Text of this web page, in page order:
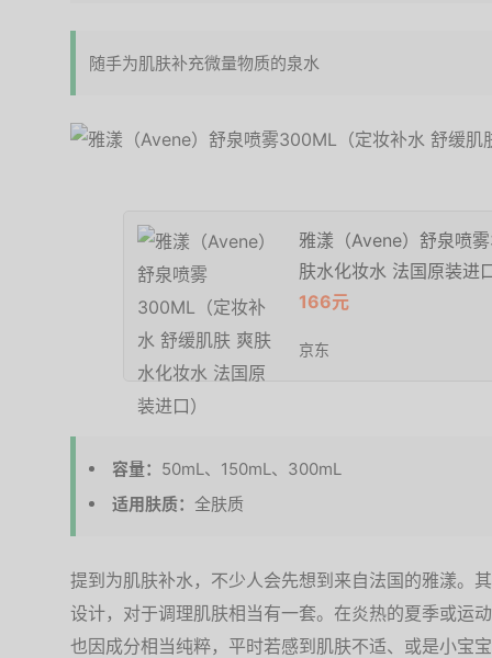
随手为肌肤补充微量物质的泉水
雅漾（Avene）舒泉喷
肤水化妆水 法国原装进
166元
京东
容量： 50mL、150mL、300mL
适用肤质： 全肤质
提到为肌肤补水，不少人会先想到来自法国的雅漾。
设计，对于调理肌肤相当有一套。在炎热的夏季或运
也因成分相当纯粹，平时若感到肌肤不适、或是小宝